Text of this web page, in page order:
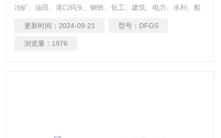
冶矿、油田、港口码头、钢铁、化工、建筑、电力、水利、船
缺陷的在线检测。
更新时间： 2024-09-21 型号： DFGS
浏览量： 1976